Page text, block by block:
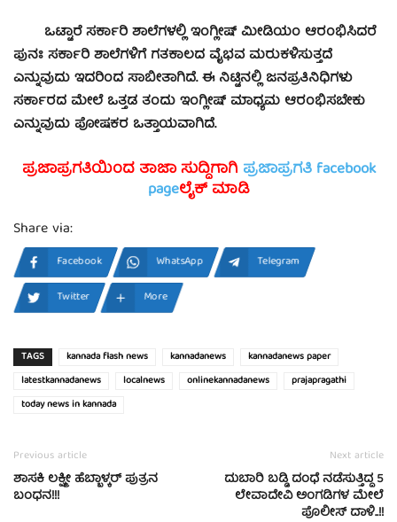
ಒಟ್ಟಾರೆ ಸರ್ಕಾರಿ ಶಾಲೆಗಳಲ್ಲಿ ಇಂಗ್ಲೀಷ್ ಮೀಡಿಯಂ ಆರಂಭಿಸಿದರೆ
ಪುನಃ ಸರ್ಕಾರಿ ಶಾಲೆಗಳಿಗೆ ಗತಕಾಲದ ವೈಭವ ಮರುಕಳಿಸುತ್ತದೆ
ಎನ್ನುವುದು ಇದರಿಂದ ಸಾಬೀತಾಗಿದೆ. ಈ ನಿಟ್ಟಿನಲ್ಲಿ ಜನಪ್ರತಿನಿಧಿಗಳು
ಸರ್ಕಾರದ ಮೇಲೆ ಒತ್ತಡ ತಂದು ಇಂಗ್ಲೀಷ್ ಮಾಧ್ಯಮ ಆರಂಭಿಸಬೇಕು
ಎನ್ನುವುದು ಪೋಷಕರ ಒತ್ತಾಯವಾಗಿದೆ.
ಪ್ರಜಾಪ್ರಗತಿಯಿಂದ ತಾಜಾ ಸುದ್ದಿಗಾಗಿ ಪ್ರಜಾಪ್ರಗತಿ facebook
pageಲೈಕ್ ಮಾಡಿ
Share via:
Facebook WhatsApp
Telegram
Twitter
More
TAGS kannada flash news kannadanews
kannadanews paper
latestkannadanews
localnews onlinekannadanews
prajapragathi
today news in kannada
Previous article
ಶಾಸಕಿ ಲಕ್ಷ್ಮೀ ಹೆಬ್ಬಾಳ್ಕರ್ ಪುತ್ರನ
ಬಂಧನ!!!
Next article
ದುಬಾರಿ ಬಡ್ಡಿ ದಂಧೆ ನಡೆಸುತ್ತಿದ್ದ 5
ಲೇವಾದೇವಿ ಅಂಗಡಿಗಳ ಮೇಲೆ
ಪೊಲೀಸ್ ದಾಳಿ..!!